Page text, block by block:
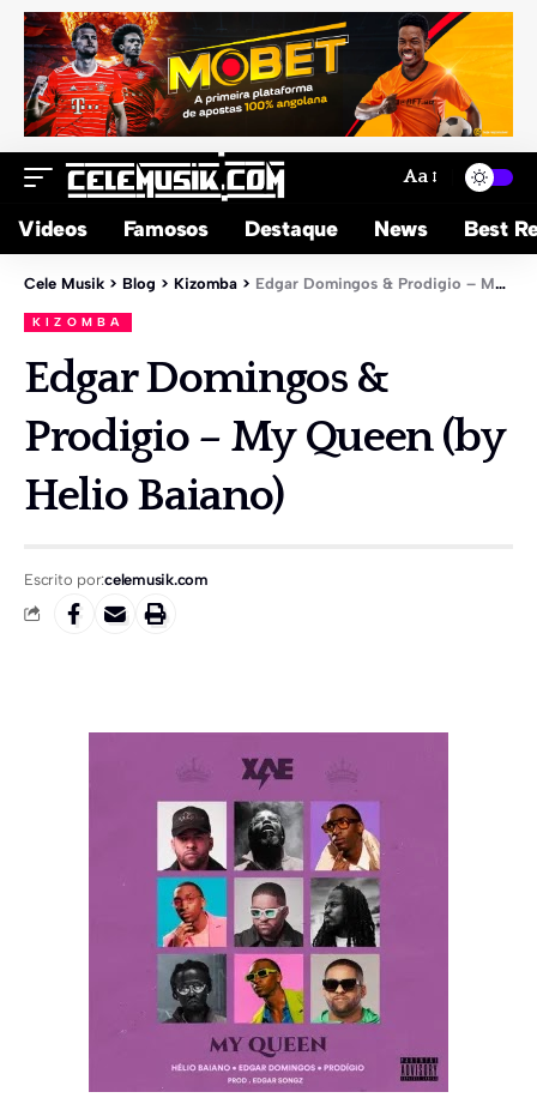
Aa
Videos Famosos Destaque News Best
Cele Musik > Blog > Kizomba > Edgar Domingos & Prodigio – My Queen (by Helio Baiano)
KIZOMBA
Edgar Domingos &
Prodigio – My Queen (by
Helio Baiano)
Escrito por:celemusik.com